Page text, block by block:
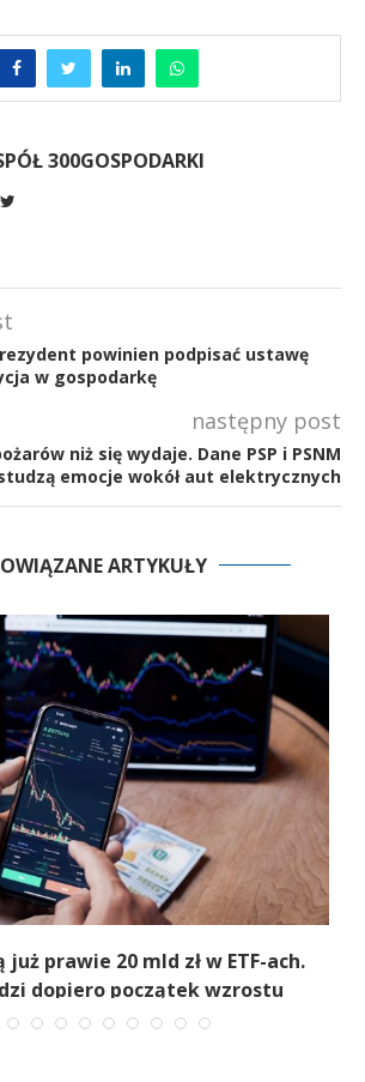
300GOSPODARKI
powinien podpisać ustawę
w gospodarkę
następny post
niż się wydaje. Dane PSP i PSNM
emocje wokół aut elektrycznych
ARTYKUŁY
już prawie 20 mld zł w ETF-ach.
dopiero początek wzrostu